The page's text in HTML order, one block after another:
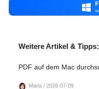

Weitere Artikel & Tipps:
PDF auf dem Mac
Maria / 2026-07-09